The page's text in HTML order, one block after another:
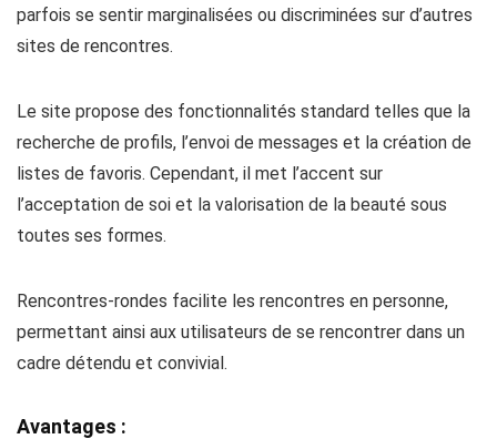
parfois se sentir marginalisées ou discriminées sur d’autres
sites de rencontres.
Le site propose des fonctionnalités standard telles que la
recherche de profils, l’envoi de messages et la création de
listes de favoris. Cependant, il met l’accent sur
l’acceptation de soi et la valorisation de la beauté sous
toutes ses formes.
Rencontres-rondes facilite les rencontres en personne,
permettant ainsi aux utilisateurs de se rencontrer dans un
cadre détendu et convivial.
Avantages :